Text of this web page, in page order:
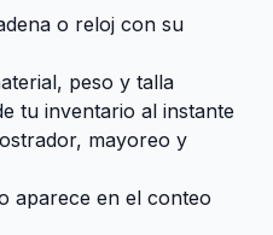
o reloj con su
peso y talla
tu inventario al instante
mayoreo y
aparece en el conteo